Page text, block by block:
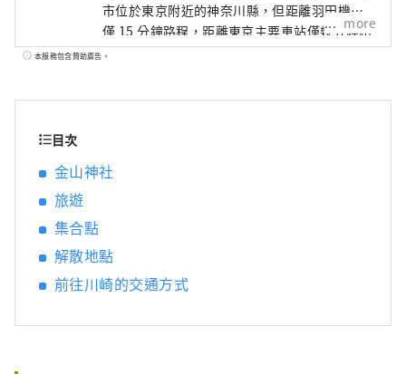
市位於東京附近的神奈川縣，但距離羽田機場
僅 15 分鐘路程，距離東京主要車站僅幾分鐘路
程，而且靠近橫濱、鎌倉和箱根，是一個人口
聞名，該景觀誕生於支撐日本經濟快速增長的
《哆啦 A 夢》的博物館也很受歡迎。 我們會介
紹一些受歡迎的旅遊景點和活動。 ◇ 川崎市的
區。工廠每天24小時運轉，晚上工作燈亮起，
more
本服務包含贊助廣告。
目次
金山神社
旅遊
集合點
解散地點
前往川崎的交通方式